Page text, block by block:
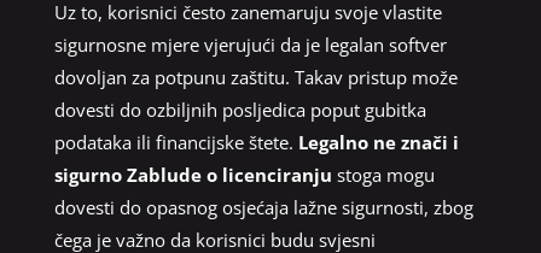
Uz to, korisnici često zanemaruju svoje vlastite
sigurnosne mjere vjerujući da je legalan softver
dovoljan za potpunu zaštitu. Takav pristup može
dovesti do ozbiljnih posljedica poput gubitka
podataka ili financijske štete. Legalno ne znači i
sigurno Zablude o licenciranju stoga mogu
dovesti do opasnog osjećaja lažne sigurnosti, zbog
čega je važno da korisnici budu svjesni